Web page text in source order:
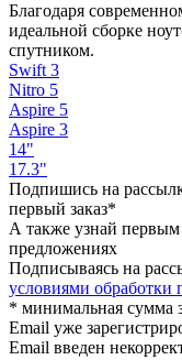
Благодаря
идеальной сборке
спутником.
Swift 3
Nitro 5
Aspire 5
Aspire 3
14"
17.3"
Подпишись на
первый заказ*
А также узнай
предложениях
Подписываясь на
условиями обработки
* минимальная сумма
Email уже
Email введен